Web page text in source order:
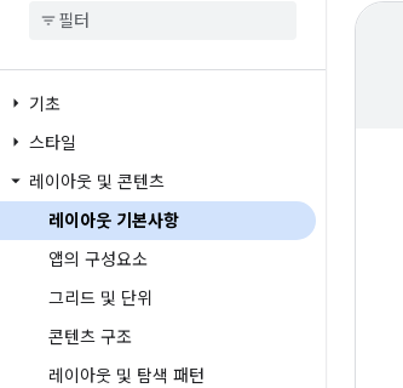
기초
스타일
레이아웃 및 콘텐츠
레이아웃 기본사항
앱의 구성요소
그리드 및 단위
콘텐츠 구조
레이아웃 및 탐색 패턴